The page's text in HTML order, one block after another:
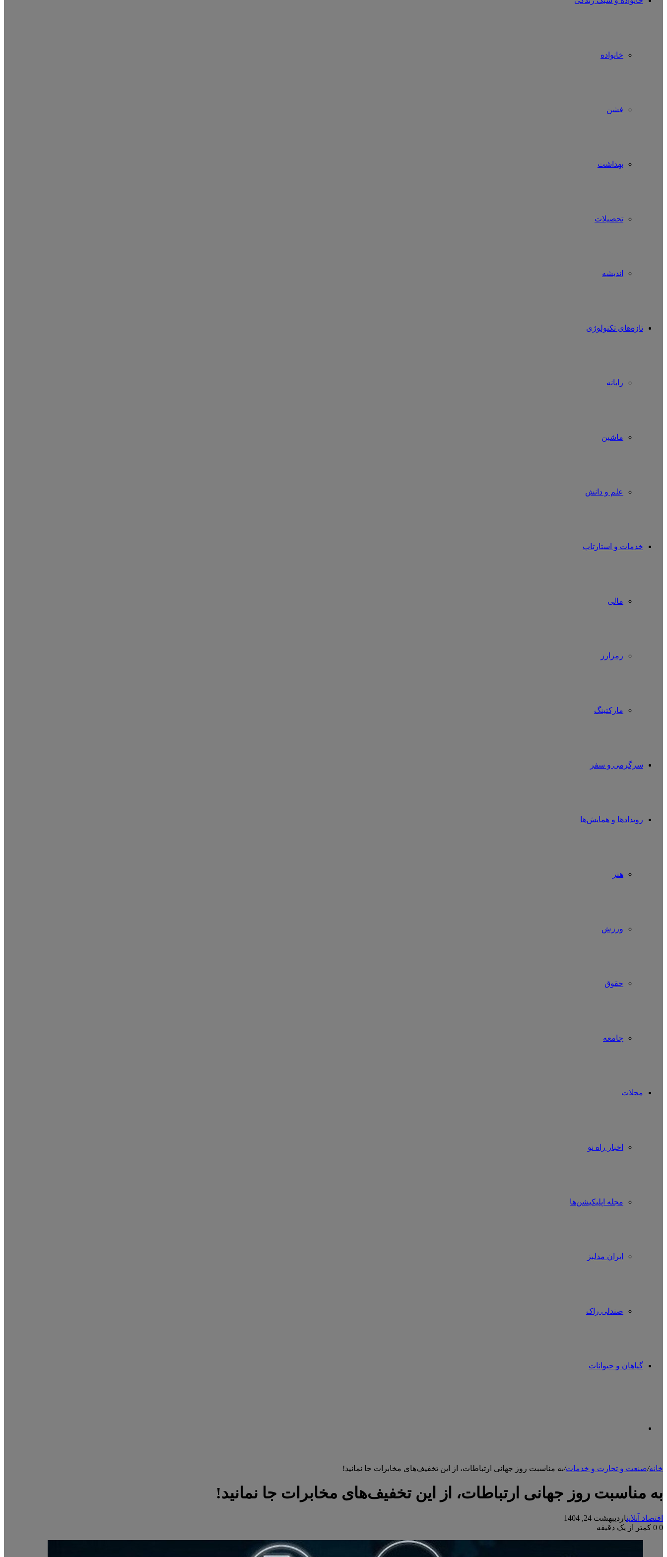
خانواده
فشن
بهداشت
تحصیلات
اندیشه
تازه‌های تکنولوژی
رایانه
ماشین
علم و دانش
خدمات و استارتاپ
مالی
رمزارز
مارکتینگ
سرگرمی و سفر
رویدادها و همایش‌ها
هنر
ورزش
حقوق
جامعه
مجلات
اخبار راه نو
مجله اپلیکیشن‌ها
ایران مدلبز
صندلی راک
گیاهان و حیوانات
خانه/صنعت و تجارت و خدمات/به مناسبت روز جهانی ارتباطات، از این تخفیف‌های مخابرات جا نمانید!
به مناسبت روز جهانی ارتباطات، از این تخفیف‌های مخابرات جا نمانید!
اقتصاد آنلایناردیبهشت 24, 1404
0
کمتر از یک دقیقه